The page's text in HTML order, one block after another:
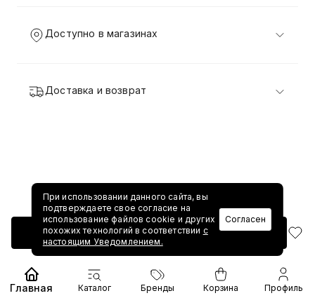
Добавить в корзину
Доступно в магазинах
Доставка и возврат
При использовании данного сайта, вы
подтверждаете свое согласие на
использование файлов cookie и других
похожих технологий в соответствии с
настоящим Уведомлением.
Согласен
Главная Каталог Бренды Корзина Профиль